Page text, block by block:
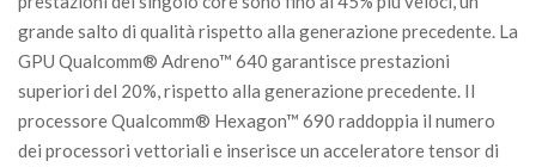
grande salto di qualità rispetto alla generazione precedente. La
GPU Qualcomm® Adreno™ 640 garantisce prestazioni
superiori del 20%, rispetto alla generazione precedente. Il
processore Qualcomm® Hexagon™ 690 raddoppia il numero
dei processori vettoriali e inserisce un acceleratore tensor di